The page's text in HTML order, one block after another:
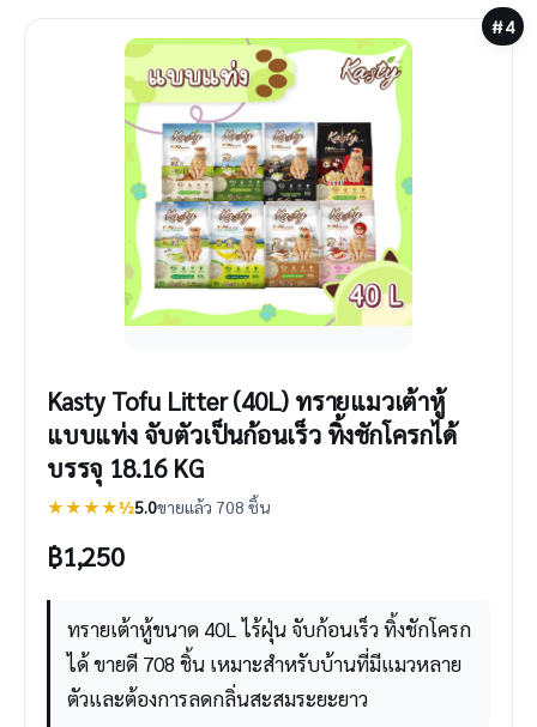
#4
Kasty Tofu Litter (40L) ทรายแมวเต้าหู้
แบบแท่ง จับตัวเป็นก้อนเร็ว ทิ้งชักโครกได้
บรรจุ 18.16 KG
★★★★½5.0ขายแล้ว 708 ชิ้น
฿1,250
ทรายเต้าหู้ขนาด 40L ไร้ฝุ่น จับก้อนเร็ว ทิ้งชักโครก
ได้ ขายดี 708 ชิ้น เหมาะสำหรับบ้านที่มีแมวหลาย
ตัวและต้องการลดกลิ่นสะสมระยะยาว